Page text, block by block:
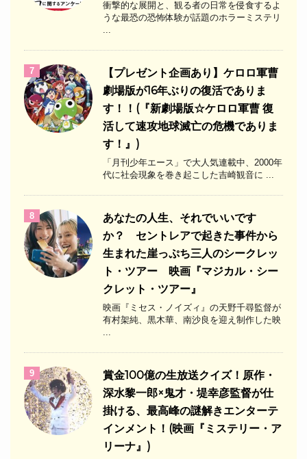
衝撃的な展開と、観る者の日常を侵食するよ
うな最恐の恐怖体験が話題のホラーミステリ
7
【プレゼント企画あり】ケロロ軍曹
劇場版が16年ぶりの復活でありま
す！！(『新劇場版☆ケロロ軍曹 復
活して速攻地球滅亡の危機でありま
す！』)
「月刊少年エース」で大人気連載中、2000年
代に社会現象を巻き起こした吉崎観音に ...
8
あなたの人生、それでいいです
か？ セントレアで起きた事件から
生まれた崖っぷち三人のシークレッ
ト・ツアー 映画『マジカル・シー
クレット・ツアー』
映画『ミセス・ノイズィ』の天野千尋監督が
有村架純、黒木華、南沙良を迎え制作した映
9
​賞金100億の生放送クイズ！原作・
深水黎一郎×鬼才・堤幸彦監督が仕
掛ける、最高峰の謎解きエンターテ
インメント！(映画『ミステリー・ア
リーナ』)